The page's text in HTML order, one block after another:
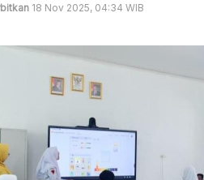
18 Nov 2025, 04:34 WIB